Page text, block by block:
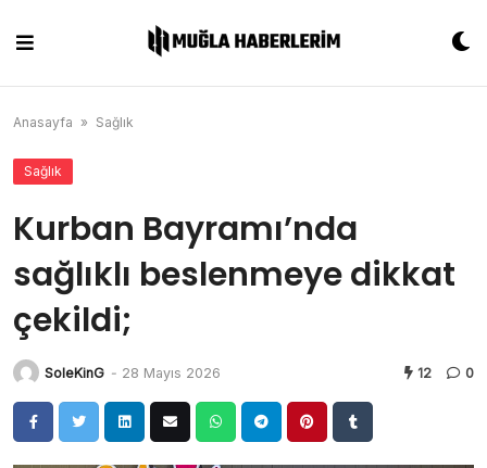
content
Anasayfa » Sağlık
Sağlık
Kurban Bayramı’nda
sağlıklı beslenmeye dikkat
çekildi;
SoleKinG - 28 Mayıs 2026 12 0